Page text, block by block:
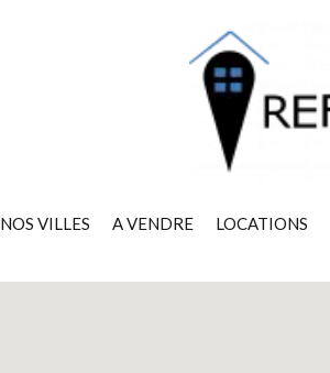
NOS VILLES A VENDRE LOCATIONS